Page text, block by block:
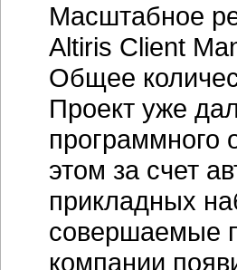
Масштабное
Altiris Client
Общее
Проект уже
программного
этом за счет
прикладных
совершаемые
компании